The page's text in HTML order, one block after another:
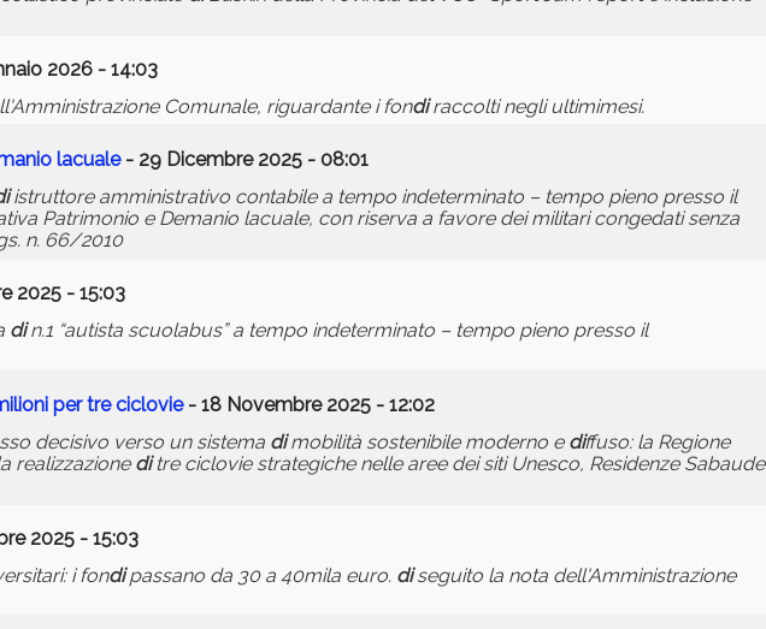
2026 - 14:03
Comunale, riguardante i fondiraccolti negli ultimimesi.
lacuale- 29 Dicembre 2025 - 08:01
istruttore amministrativo contabile a tempo indeterminato – tempo pieno presso il
Patrimonio e Demanio lacuale, con riserva a favore dei militari congedati senza
n. 66/2010
2025 - 15:03
din.1 “autista scuolabus” a tempo indeterminato – tempo pieno presso il
per tre ciclovie- 18 Novembre 2025 - 12:02
decisivo verso un sistema dimobilità sostenibile moderno e diffuso: la Regione
realizzazione ditre ciclovie strategiche nelle aree dei siti Unesco, Residenze Sabaude
2025 - 15:03
i fondipassano da 30 a 40mila euro. diseguito la nota dell'Amministrazione